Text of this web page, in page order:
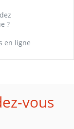
?
en ligne
vous